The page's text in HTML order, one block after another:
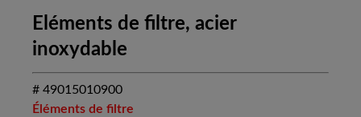
Eléments de filtre, acier
inoxydable
# 49015010900
Éléments de filtre